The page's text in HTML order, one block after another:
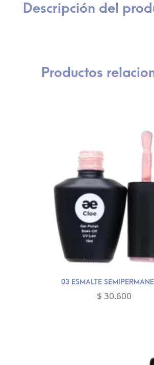
Descripción del
Productos
03 ESMALTE
$ 30.600